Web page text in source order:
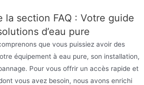
la section FAQ : Votre guide
d’eau pure
que vous puissiez avoir des
équipement à eau pure, son installation,
Pour vous offrir un accès rapide et
vous avez besoin, nous avons enrichi